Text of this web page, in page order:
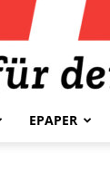
EPAPER